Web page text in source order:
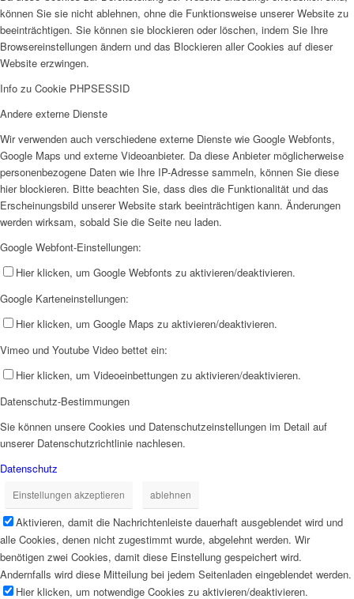
können Sie sie nicht ablehnen, ohne die Funktionsweise unserer Website zu
beeinträchtigen. Sie können sie blockieren oder löschen, indem Sie Ihre
Browsereinstellungen ändern und das Blockieren aller Cookies auf dieser
Website erzwingen.
Info zu Cookie PHPSESSID
Andere externe Dienste
Wir verwenden auch verschiedene externe Dienste wie Google Webfonts,
Google Maps und externe Videoanbieter. Da diese Anbieter möglicherweise
personenbezogene Daten wie Ihre IP-Adresse sammeln, können Sie diese
hier blockieren. Bitte beachten Sie, dass dies die Funktionalität und das
Erscheinungsbild unserer Website stark beeinträchtigen kann. Änderungen
werden wirksam, sobald Sie die Seite neu laden.
Google Webfont-Einstellungen:
Hier klicken, um Google Webfonts zu aktivieren/deaktivieren.
Google Karteneinstellungen:
Hier klicken, um Google Maps zu aktivieren/deaktivieren.
Vimeo und Youtube Video bettet ein:
Hier klicken, um Videoeinbettungen zu aktivieren/deaktivieren.
Datenschutz-Bestimmungen
Sie können unsere Cookies und Datenschutzeinstellungen im Detail auf
unserer Datenschutzrichtlinie nachlesen.
Datenschutz
Einstellungen akzeptieren ablehnen
Aktivieren, damit die Nachrichtenleiste dauerhaft ausgeblendet wird und
alle Cookies, denen nicht zugestimmt wurde, abgelehnt werden. Wir
benötigen zwei Cookies, damit diese Einstellung gespeichert wird.
Andernfalls wird diese Mitteilung bei jedem Seitenladen eingeblendet werden.
Hier klicken, um notwendige Cookies zu aktivieren/deaktivieren.